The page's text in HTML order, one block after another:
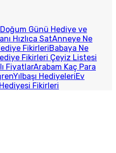
Doğum Günü Hediye ve
Hızlıca SatAnneye Ne
FikirleriBabaya Ne
Fikirleri Çeyiz Listesi
FiyatlarArabam Kaç Para
Yılbaşı HediyeleriEv
Fikirleri